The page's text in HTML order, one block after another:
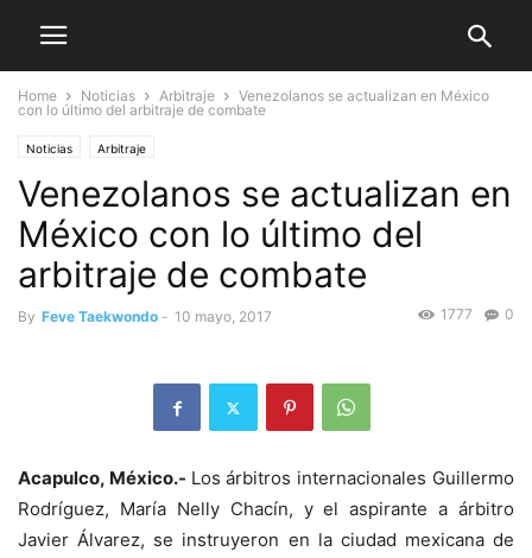
Home Noticias Arbitraje
Venezolanos se actualizan en México
con lo último del arbitraje de combate
Noticias Arbitraje
Venezolanos se actualizan en
México con lo último del
arbitraje de combate
By Feve Taekwondo - 10 mayo, 2017 0
1777
Acapulco, México.- Los árbitros internacionales Guillermo
Rodríguez, María Nelly Chacín, y el aspirante a árbitro
Javier Álvarez, se instruyeron en la ciudad mexicana de